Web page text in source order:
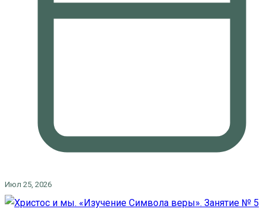
Июл 25, 2026